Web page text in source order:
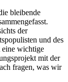
bleibende
der
und des
eine wichtige
mit der
fragen, was wir